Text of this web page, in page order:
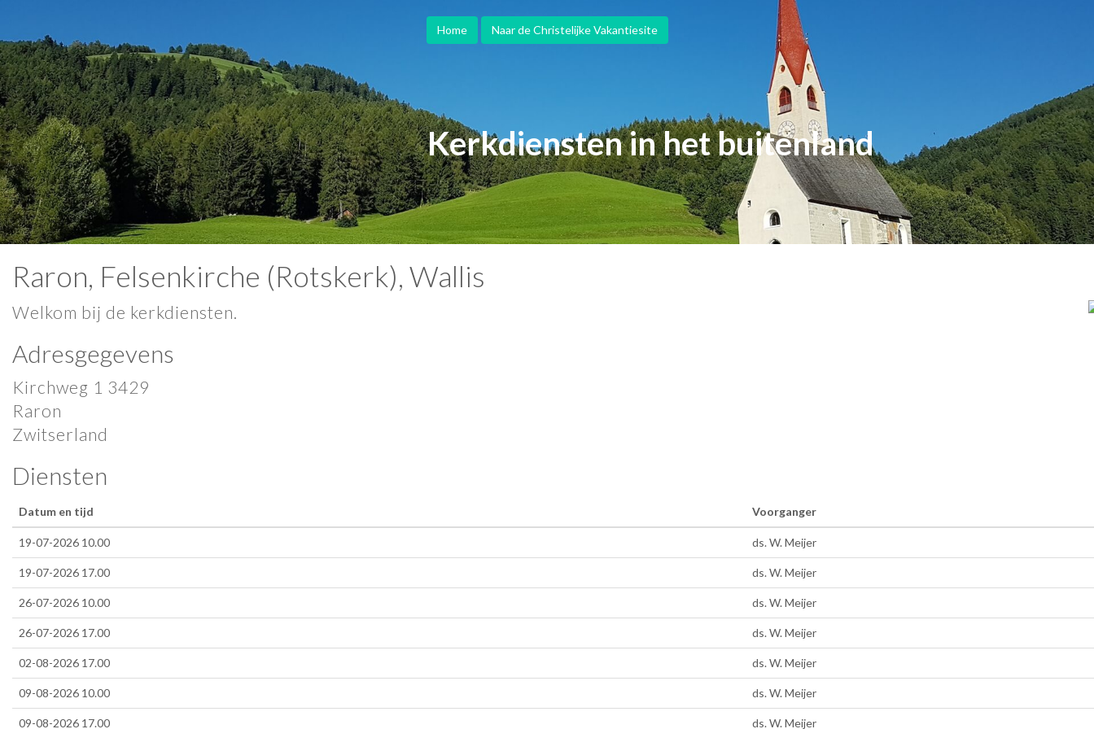
Home Naar de Christelijke Vakantiesite
Kerkdiensten in het buitenland
Raron, Felsenkirche (Rotskerk), Wallis
Welkom bij de kerkdiensten.
Adresgegevens
Kirchweg 1 3429
Raron
Zwitserland
Diensten
Datum en tijd Voorganger
19-07-2026 10.00 ds. W. Meijer
19-07-2026 17.00 ds. W. Meijer
26-07-2026 10.00 ds. W. Meijer
26-07-2026 17.00 ds. W. Meijer
02-08-2026 17.00 ds. W. Meijer
09-08-2026 10.00 ds. W. Meijer
09-08-2026 17.00 ds. W. Meijer